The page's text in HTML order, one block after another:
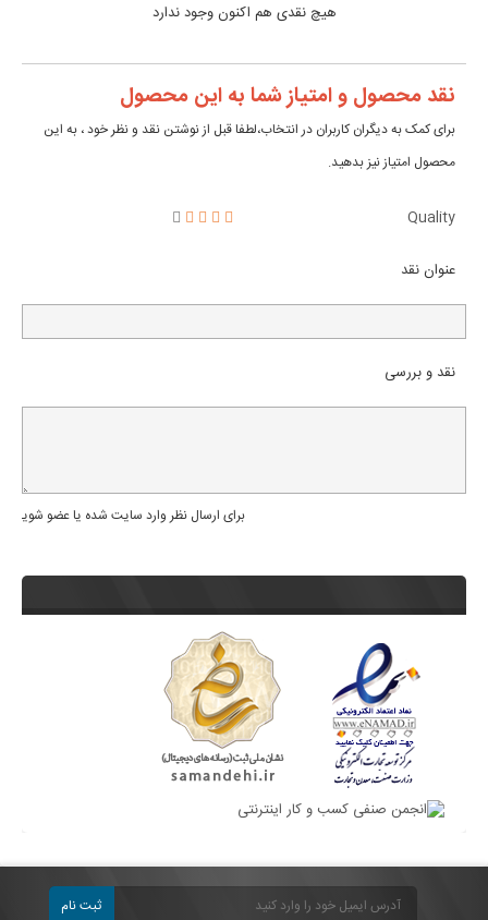
هیچ نقدی هم اکنون وجود ندارد
نقد محصول و امتیاز شما به این محصول
برای کمک به دیگران کاربران در انتخاب،لطفا قبل از نوشتن نقد و نظر خود ، به این
محصول امتیاز نیز بدهید.
Quality
عنوان نقد
نقد و بررسی
برای ارسال نظر وارد سایت شده یا عضو شوید
ثبت نام